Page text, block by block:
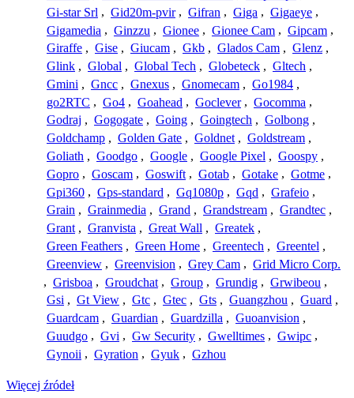
Gi-star Srl , Gid20m-pvir , Gifran , Giga , Gigaeye ,
Gigamedia , Ginzzu , Gionee , Gionee Cam , Gipcam ,
Giraffe , Gise , Giucam , Gkb , Glados Cam , Glenz ,
Glink , Global , Global Tech , Globeteck , Gltech ,
Gmini , Gncc , Gnexus , Gnomecam , Go1984 ,
go2RTC , Go4 , Goahead , Goclever , Gocomma ,
Godraj , Gogogate , Going , Goingtech , Golbong ,
Goldchamp , Golden Gate , Goldnet , Goldstream ,
Goliath , Goodgo , Google , Google Pixel , Goospy ,
Gopro , Goscam , Goswift , Gotab , Gotake , Gotme ,
Gpi360 , Gps-standard , Gq1080p , Gqd , Grafeio ,
Grain , Grainmedia , Grand , Grandstream , Grandtec ,
Grant , Granvista , Great Wall , Greatek ,
Green Feathers , Green Home , Greentech , Greentel ,
Greenview , Greenvision , Grey Cam , Grid Micro Corp.
, Grisboa , Groudchat , Group , Grundig , Grwibeou ,
Gsi , Gt View , Gtc , Gtec , Gts , Guangzhou , Guard ,
Guardcam , Guardian , Guardzilla , Guoanvision ,
Guudgo , Gvi , Gw Security , Gwelltimes , Gwipc ,
Gynoii , Gyration , Gyuk , Gzhou
Więcej źródeł